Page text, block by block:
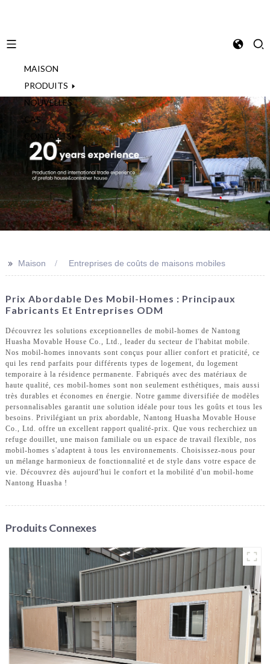
MAISON
PRODUITS
NOUVELLES
CAS
CONTACTS
>> Maison Entreprises de coûts de maisons mobiles
Prix ​​abordable Des Mobil-Homes : Principaux
Fabricants Et Entreprises ODM
Découvrez les solutions exceptionnelles de mobil-homes de Nantong
Huasha Movable House Co., Ltd., leader du secteur de l'habitat mobile.
Nos mobil-homes innovants sont conçus pour allier confort et praticité, ce
qui les rend parfaits pour différents types de logement, du logement
temporaire à la résidence permanente. Fabriqués avec des matériaux de
haute qualité, ces mobil-homes sont non seulement esthétiques, mais aussi
très durables et économes en énergie. Notre gamme diversifiée de modèles
personnalisables garantit une solution idéale pour tous les goûts et tous les
besoins. Privilégiant un prix abordable, Nantong Huasha Movable House
Co., Ltd. offre un excellent rapport qualité-prix. Que vous recherchiez un
refuge douillet, une maison familiale ou un espace de travail flexible, nos
mobil-homes s'adaptent à tous les environnements. Choisissez-nous pour
un mélange harmonieux de fonctionnalité et de style dans votre espace de
vie. Découvrez dès aujourd'hui le confort et la mobilité d'un mobil-home
Nantong Huasha !
Produits Connexes